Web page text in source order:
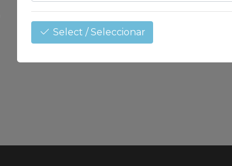
Select / Seleccionar